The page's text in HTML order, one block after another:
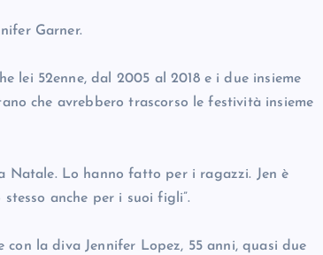
Garner.
lei 52enne, dal 2005 al 2018 e i due insieme
che avrebbero trascorso le festività insieme
Natale. Lo hanno fatto per i ragazzi. Jen è
anche per i suoi figli”.
la diva Jennifer Lopez, 55 anni, quasi due